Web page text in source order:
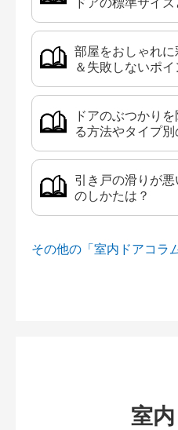
部屋をおしゃれ
＆失敗しないポイ
ドアのぶつかり
る方法やタイプ
引き戸の滑りが
のしかたは？
その他の「室内ドアコラ
室